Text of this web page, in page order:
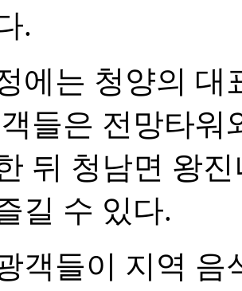
.
에는 청양의 대
들은 전망타워
뒤 청남면 왕
길 수 있다.
객들이 지역 음